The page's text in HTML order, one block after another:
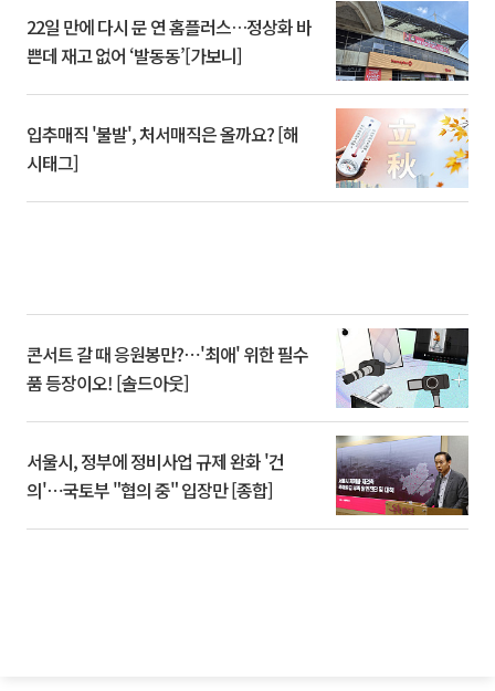
22일 만에 다시 문 연 홈플러스…정상화 바
쁜데 재고 없어 ‘발동동’[가보니]
입추매직 '불발', 처서매직은 올까요? [해
시태그]
콘서트 갈 때 응원봉만?⋯'최애' 위한 필수
품 등장이오! [솔드아웃]
서울시, 정부에 정비사업 규제 완화 '건
의'⋯국토부 "협의 중" 입장만 [종합]